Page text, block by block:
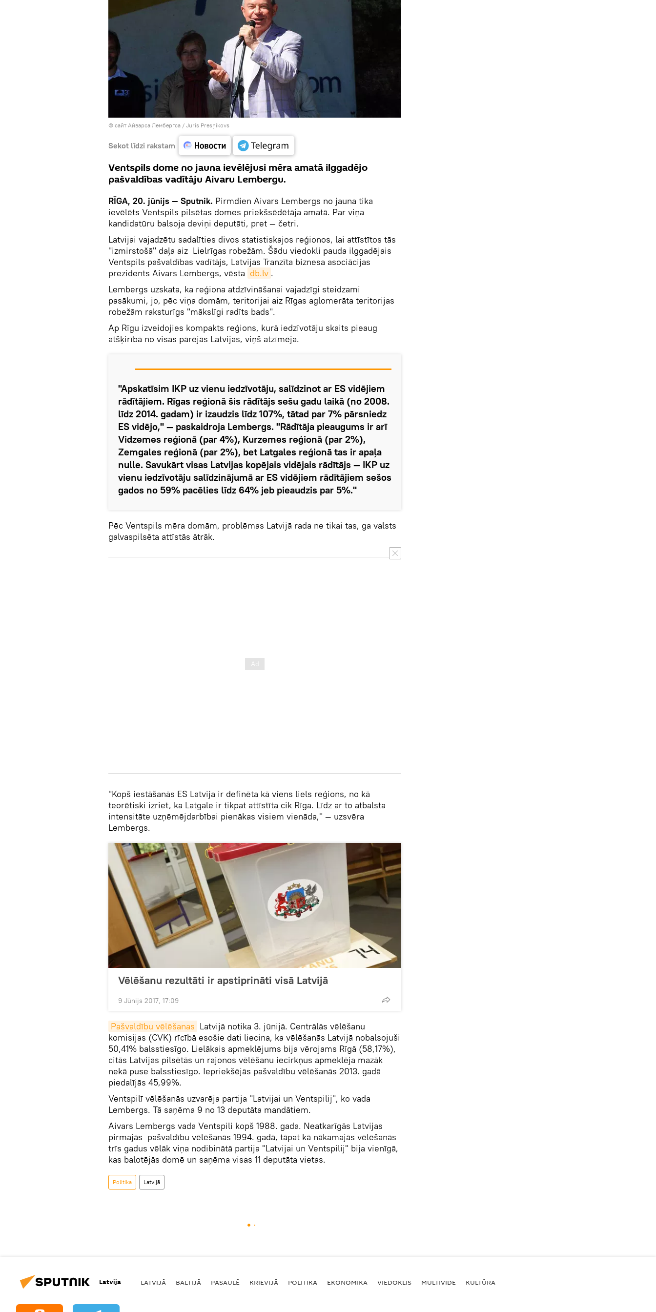
© сайт Айварса Лембергса / Juris Presņikovs
Sekot līdzi rakstam
Ventspils dome no jauna ievēlējusi mēra amatā ilggadējo
pašvaldības vadītāju Aivaru Lembergu.
RĪGA, 20. jūnijs — Sputnik. Pirmdien Aivars Lembergs no jauna tika
ievēlēts Ventspils pilsētas domes priekšsēdētāja amatā. Par viņa
kandidatūru balsoja deviņi deputāti, pret — četri.
Latvijai vajadzētu sadalīties divos statistiskajos reģionos, lai attīstītos tās
"izmirstošā" daļa aiz Lielrīgas robežām. Šādu viedokli pauda ilggadējais
Ventspils pašvaldības vadītājs, Latvijas Tranzīta biznesa asociācijas
prezidents Aivars Lembergs, vēsta db.lv .
Lembergs uzskata, ka reģiona atdzīvināšanai vajadzīgi steidzami
pasākumi, jo, pēc viņa domām, teritorijai aiz Rīgas aglomerāta teritorijas
robežām raksturīgs "mākslīgi radīts bads".
Ap Rīgu izveidojies kompakts reģions, kurā iedzīvotāju skaits pieaug
atšķirībā no visas pārējās Latvijas, viņš atzīmēja.
"Apskatīsim IKP uz vienu iedzīvotāju, salīdzinot ar ES vidējiem
rādītājiem. Rīgas reģionā šis rādītājs sešu gadu laikā (no 2008.
līdz 2014. gadam) ir izaudzis līdz 107%, tātad par 7% pārsniedz
ES vidējo," — paskaidroja Lembergs. "Rādītāja pieaugums ir arī
Vidzemes reģionā (par 4%), Kurzemes reģionā (par 2%),
Zemgales reģionā (par 2%), bet Latgales reģionā tas ir apaļa
nulle. Savukārt visas Latvijas kopējais vidējais rādītājs — IKP uz
vienu iedzīvotāju salīdzinājumā ar ES vidējiem rādītājiem sešos
gados no 59% pacēlies līdz 64% jeb pieaudzis par 5%."
Pēc Ventspils mēra domām, problēmas Latvijā rada ne tikai tas, ga valsts
galvaspilsēta attīstās ātrāk.
"Kopš iestāšanās ES Latvija ir definēta kā viens liels reģions, no kā
teorētiski izriet, ka Latgale ir tikpat attīstīta cik Rīga. Līdz ar to atbalsta
intensitāte uzņēmējdarbībai pienākas visiem vienāda," — uzsvēra
Lembergs.
Vēlēšanu rezultāti ir apstiprināti visā Latvijā
9 Jūnijs 2017, 17:09
Pašvaldību vēlēšanas Latvijā notika 3. jūnijā. Centrālās vēlēšanu
komisijas (CVK) rīcībā esošie dati liecina, ka vēlēšanās Latvijā nobalsojuši
50,41% balsstiesīgo. Lielākais apmeklējums bija vērojams Rīgā (58,17%),
citās Latvijas pilsētās un rajonos vēlēšanu iecirkņus apmeklēja mazāk
nekā puse balsstiesīgo. Iepriekšējās pašvaldību vēlēšanās 2013. gadā
piedalījās 45,99%.
Ventspilī vēlēšanās uzvarēja partija "Latvijai un Ventspilij", ko vada
Lembergs. Tā saņēma 9 no 13 deputāta mandātiem.
Aivars Lembergs vada Ventspili kopš 1988. gada. Neatkarīgās Latvijas
pirmajās pašvaldību vēlēšanās 1994. gadā, tāpat kā nākamajās vēlēšanās
trīs gadus vēlāk viņa nodibinātā partija "Latvijai un Ventspilij" bija vienīgā,
kas balotējās domē un saņēma visas 11 deputāta vietas.
Politika Latvijā
Latvija LATVIJĀ BALTIJĀ PASAULĒ KRIEVIJĀ POLITIKA EKONOMIKA VIEDOKLIS MULTIVIDE KULTŪRA